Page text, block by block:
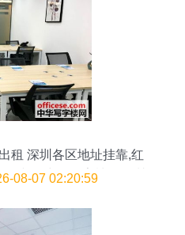
租 深圳各区地址挂靠,红
接收 中华写字楼网深圳
08-07 02:20:59